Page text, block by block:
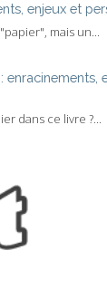
enjeux et
mais un...
enracinements,
dans ce livre ?...